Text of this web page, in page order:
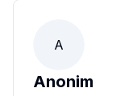
A
Anonim